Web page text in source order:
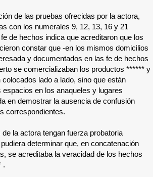
de las pruebas ofrecidas por la actora,
con los numerales 9, 12, 13, 16 y 21
de hechos indica que acreditaron que los
constar que -en los mismos domicilios
y documentados en las fe de hechos
se comercializaban los productos ****** y
colocados lado a lado, sino que están
en los anaqueles y lugares
en demostrar la ausencia de confusión
correspondientes.
la actora tengan fuerza probatoria
determinar que, en concatenación
se acreditaba la veracidad de los hechos
.